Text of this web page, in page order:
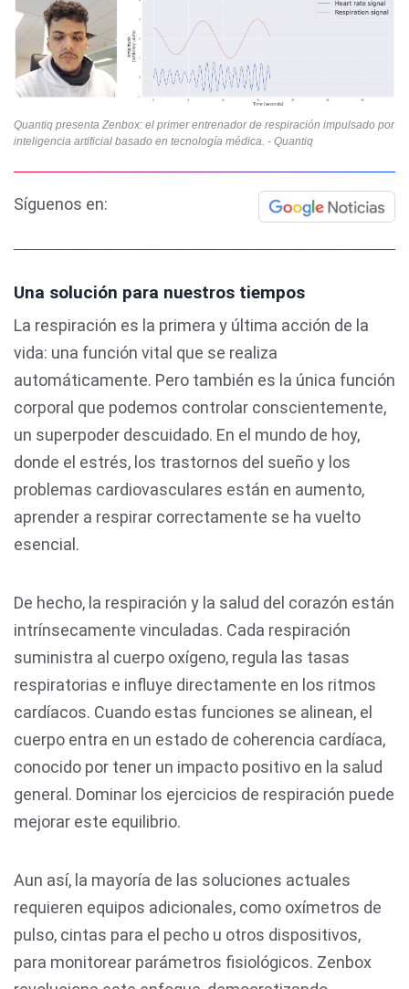
Quantiq presenta Zenbox: el primer entrenador de respiración impulsado por
inteligencia artificial basado en tecnología médica. - Quantiq
Síguenos en:
Una solución para nuestros tiempos
La respiración es la primera y última acción de la
vida: una función vital que se realiza
automáticamente. Pero también es la única función
corporal que podemos controlar conscientemente,
un superpoder descuidado. En el mundo de hoy,
donde el estrés, los trastornos del sueño y los
problemas cardiovasculares están en aumento,
aprender a respirar correctamente se ha vuelto
esencial.
De hecho, la respiración y la salud del corazón están
intrínsecamente vinculadas. Cada respiración
suministra al cuerpo oxígeno, regula las tasas
respiratorias e influye directamente en los ritmos
cardíacos. Cuando estas funciones se alinean, el
cuerpo entra en un estado de coherencia cardíaca,
conocido por tener un impacto positivo en la salud
general. Dominar los ejercicios de respiración puede
mejorar este equilibrio.
Aun así, la mayoría de las soluciones actuales
requieren equipos adicionales, como oxímetros de
pulso, cintas para el pecho u otros dispositivos,
para monitorear parámetros fisiológicos. Zenbox